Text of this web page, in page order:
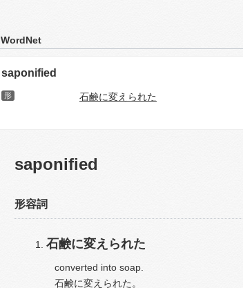
WordNet
saponified
形 石鹸に変えられた
saponified
形容詞
石鹸に変えられた
converted into soap.
石鹸に変えられた。